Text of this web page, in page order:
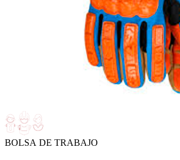
BOLSA DE TRABAJO